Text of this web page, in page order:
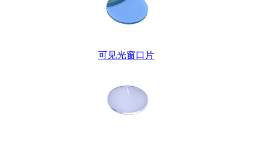
可见光窗口片